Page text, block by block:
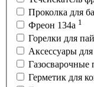
Проколка для
Фреон 134a 1
Горелки для
Аксессуары
Газосварочные
Герметик для